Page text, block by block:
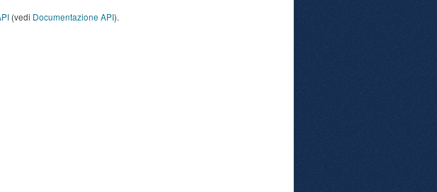
(vedi Documentazione API).